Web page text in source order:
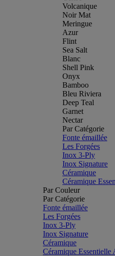
Volcanique
Noir Mat
Meringue
Azur
Flint
Sea Salt
Blanc
Shell Pink
Onyx
Bamboo
Bleu Riviera
Deep Teal
Garnet
Nectar
Par Catégorie
Fonte émaillée
Les Forgées
Inox 3-Ply
Inox Signature
Céramique
Céramique
Par Couleur
Par Catégorie
Fonte émaillée
Les Forgées
Inox 3-Ply
Inox Signature
Céramique
Céramique Essentielle